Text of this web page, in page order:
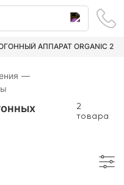
АППАРАТ ORGANIC 2
—
2
товара